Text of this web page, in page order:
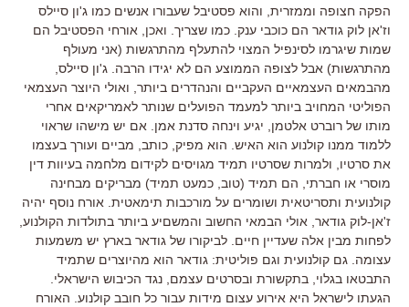
הפקה חצופה וממזרית, והוא פסטיבל שעבורו אנשים כמו ג'ון סיילס
וז'אן לוק גודאר הם כוכבי ענק. כמו שצריך. ואכן, אורחי הפסטיבל הם
שמות שיגרמו לסינפיל המצוי להתעלף מהתרגשות (אני מעולף
מהתרגשות) אבל לצופה הממוצע הם לא יגידו הרבה. ג'ון סיילס,
מהבמאים העצמאיים העקביים והנהדרים ביותר, ואולי היוצר העצמאי
הפוליטי המחויב ביותר למעמד הפועלים שנותר לאמריקאים אחרי
מותו של רוברט אלטמן, יגיע וינחה סדנת אמן. אם יש מישהו שראוי
ללמוד ממנו קולנוע הוא האיש. הוא מפיק, כותב, מביים ועורך בעצמו
את סרטיו, ולמרות שסרטיו תמיד מגויסים לקידום מלחמה בעיוות דין
מוסרי או חברתי, הם תמיד (טוב, כמעט תמיד) מבריקים מבחינה
קולנועית ותסריטאית ושומרים על מורכבות תימאטית. אורח נוסף יהיה
ז'אן-לוק גודאר, אולי הבמאי החשוב והמשםיע ביותר בתולדות הקולנוע,
לפחות מבין אלה שעדיין חיים. לביקורו של גודאר בארץ יש משמעות
עצומה. גם קולנועית וגם פוליטית: גודאר הוא מהיוצרים שתמיד
התבטאו בגלוי, בתקשורת ובסרטים עצמם, נגד הכיבוש הישראלי.
הגעתו לישראל היא אירוע עצום מידות עבור כל חובב קולנוע. האורח